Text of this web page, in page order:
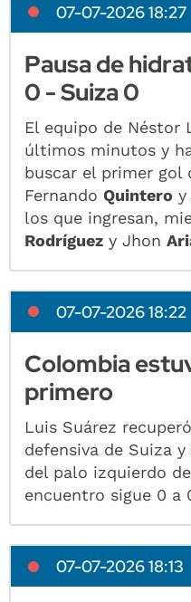
07-07-2026 18:27
Pausa de
0 - Suiza 0
El equipo de Néstor
últimos minutos y
buscar el primer gol
FernandoQuintero
los que ingresan,
Rodríguez y Jhon
07-07-2026 18:22
Colombia
primero
Luis Suárez
defensiva de Suiza
del palo izquierdo
encuentro sigue 0 a
07-07-2026 18:13